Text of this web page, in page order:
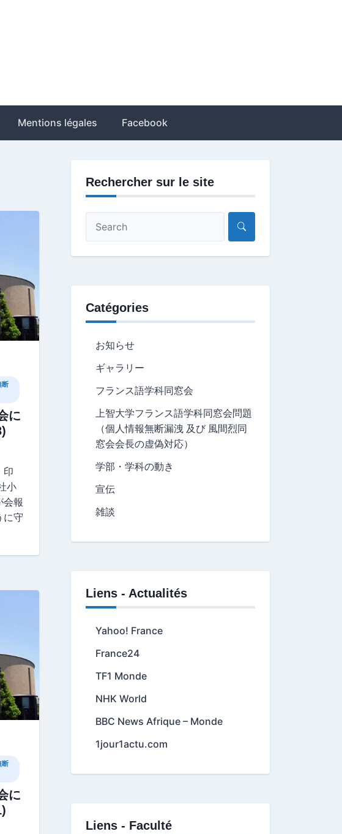
Mentions légales Facebook
断
に
印
小
会報
に守
断
に
Rechercher sur le site
Catégories
お知らせ
ギャラリー
フランス語学科同窓会
上智大学フランス語学科同窓会問題
（個人情報無断漏洩 及び 風間烈同
窓会会長の虚偽対応）
学部・学科の動き
宣伝
雑談
Liens - Actualités
Yahoo! France
France24
TF1 Monde
NHK World
BBC News Afrique – Monde
1jour1actu.com
Liens - Faculté